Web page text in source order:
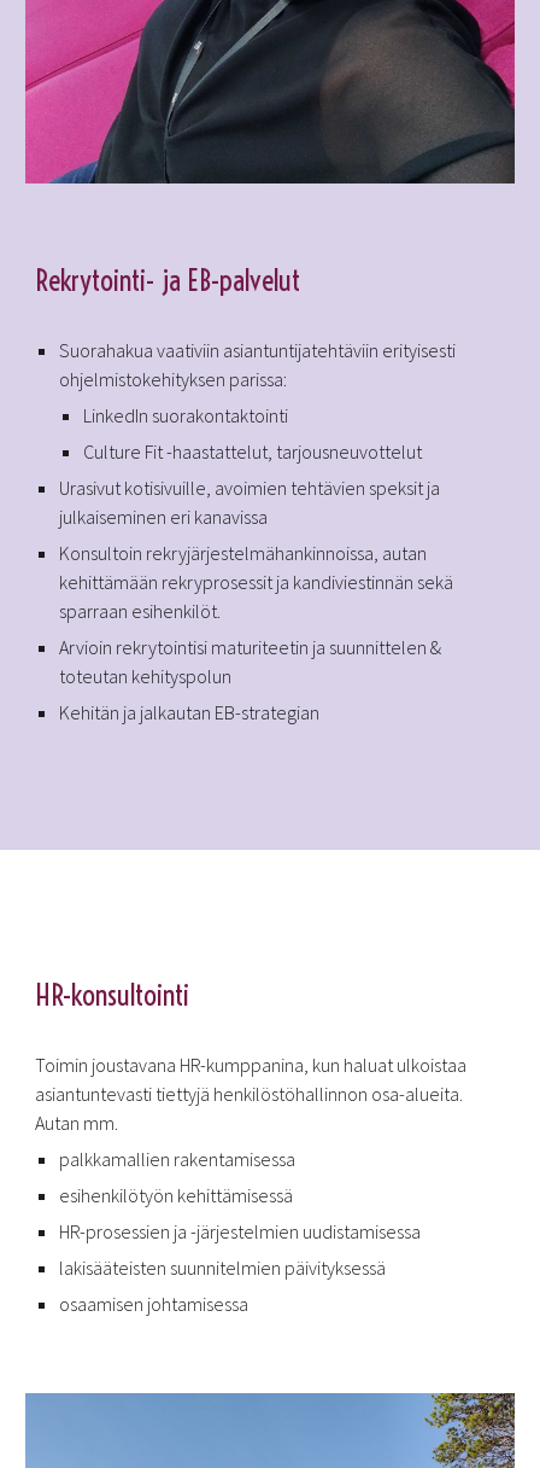
Rekrytointi- ja EB-palvelut
Suorahakua vaativiin asiantuntijatehtäviin erityisesti
ohjelmistokehityksen parissa:
LinkedIn suorakontaktointi
Culture Fit -haastattelut, tarjousneuvottelut
Urasivut kotisivuille, avoimien tehtävien speksit ja
julkaiseminen eri kanavissa
Konsultoin rekryjärjestelmähankinnoissa, autan
kehittämään rekryprosessit ja kandiviestinnän sekä
sparraan esihenkilöt.
Arvioin rekrytointisi maturiteetin ja suunnittelen &
toteutan kehityspolun
Kehitän ja jalkautan EB-strategian
HR-konsultointi
Toimin joustavana HR-kumppanina, kun haluat ulkoistaa
asiantuntevasti tiettyjä henkilöstöhallinnon osa-alueita.
Autan mm.
palkkamallien rakentamisessa
esihenkilötyön kehittämisessä
HR-prosessien ja -järjestelmien uudistamisessa
lakisääteisten suunnitelmien päivityksessä
osaamisen johtamisessa